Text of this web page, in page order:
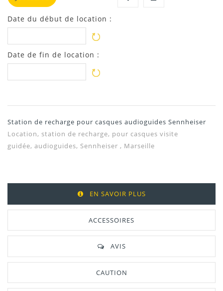
Date du début de location :
Date de fin de location :
Station de recharge pour casques audioguides Sennheiser
Location, station de recharge, pour casques visite
guidée, audioguides, Sennheiser , Marseille
EN SAVOIR PLUS
ACCESSOIRES
AVIS
CAUTION